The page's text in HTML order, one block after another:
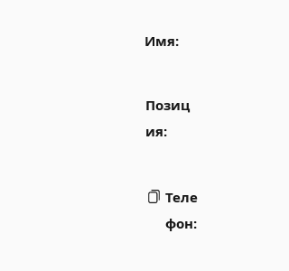
Имя:
Позиц
ия:
Теле
фон: